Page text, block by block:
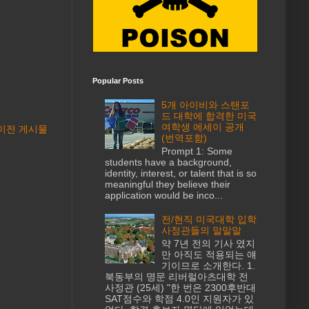
전 게시물
Popular Posts
5개 아이비와 스탠포
드 대학에 합격한 미국
여학생 에세이 공개
(번역포함)
Prompt 1: Some
students have a background,
identity, interest, or talent that is so
meaningful they believe their
application would be inco...
전/현직 미국대학 입학
사정관들의 말말말
약 7년 전의 기사 였지
만 아직도 적용되는 얘
기이므로 소개한다. 1.
북동부의 명문 리버럴아츠대학 전
사정관 (25세) "한 번은 2300후반대
SAT점수와 학점 4.0인 지원자가 있